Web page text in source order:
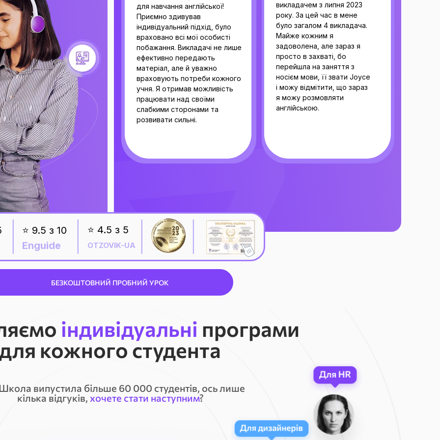
24 УРОКИ
16 060 грн
15 257 грн
6 УРОКІВ
4 615 грн
4 384 грн
48 УРОКІВ
29 760 грн
26 784 грн
Пробний урок
Записатись →
Отримай комплексний
24 УРОКИ
7 080 грн
6 372 грн
48 УРОКІВ
12 720 грн
10 812 грн
Запишіться на
безкоштовний
Пробний урок
Записатись →
Отримай
від топ репетитора
2 279 грн
Безлімітне
відвідування
за нові
теми щотижня
четверга
в настолки
Безлімітний доступ
до платформи
Зворотний зв'язок
від вчителя
Регулярна перевірка
БЕЗКОШТОВНИЙ ПРОБНИЙ УРОК
викладачем з липня 2023
року. За цей час в мене
було загалом 4 викладача.
Майже кожним я
задоволена, але зараз я
просто в захваті, бо
перейшла на заняття з
носієм мови, її звати Joyce
і можу відмітити, що зараз
я можу розмовляти
англійською.
для навчання англійської!
Приємно здивував
індивідуальний підхід, було
враховано всі мої особисті
побажання. Викладачі не лише
ефективно передають
матеріал, але й уважно
враховують потреби кожного
учня. Я отримав можливість
працювати над своїми
слабкими сторонами та
розвивати сильні.
⭐ 9.5 з 10
Enguide
⭐ 4.5 з 5
OTZOVIK-UA
_______ _______
індивідуальні програми
кожного студента
випустила більше 60 000 студентів, ось лише
кілька відгуків, хочете стати наступним?